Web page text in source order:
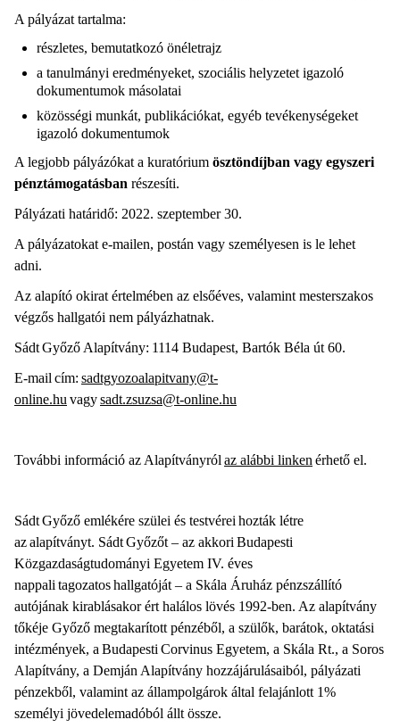
A pályázat tartalma:
részletes, bemutatkozó önéletrajz
a tanulmányi eredményeket, szociális helyzetet igazoló
dokumentumok másolatai
közösségi munkát, publikációkat, egyéb tevékenységeket
igazoló dokumentumok
A legjobb pályázókat a kuratórium ösztöndíjban vagy egyszeri
pénztámogatásban részesíti.
Pályázati határidő: 2022. szeptember 30.
A pályázatokat e-mailen, postán vagy személyesen is le lehet
adni.
Az alapító okirat értelmében az elsőéves, valamint mesterszakos
végzős hallgatói nem pályázhatnak.
Sádt Győző Alapítvány: 1114 Budapest, Bartók Béla út 60.
E-mail cím: sadtgyozoalapitvany@t-
online.huvagysadt.zsuzsa@t-online.hu
További információ az Alapítványrólaz alábbi linkenérhető el.
Sádt Győző emlékére szülei és testvérei hozták létre
az alapítványt. Sádt Győzőt – az akkori Budapesti
Közgazdaságtudományi Egyetem IV. éves
nappali tagozatos hallgatóját – a Skála Áruház pénzszállító
autójának kirablásakor ért halálos lövés 1992-ben. Az alapítvány
tőkéje Győző megtakarított pénzéből, a szülők, barátok, oktatási
intézmények, a Budapesti Corvinus Egyetem, a Skála Rt., a Soros
Alapítvány, a Demján Alapítvány hozzájárulásaiból, pályázati
pénzekből, valamint az állampolgárok által felajánlott 1%
személyi jövedelemadóból állt össze.